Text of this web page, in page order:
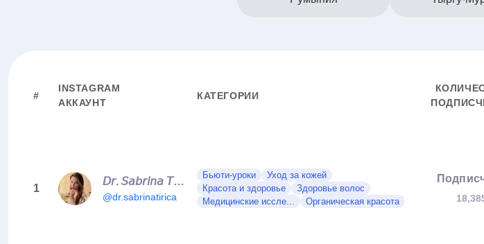
#
INSTAGRAM
АККАУНТ
КАТЕГОРИИ
1
𝘋𝘳. 𝘚𝘢𝘣𝘳𝘪𝘯𝘢 𝘛𝘪𝘳𝘪𝘤𝘢 ♡ 𝘋𝘦𝘳𝘮𝘢𝘵𝘰𝘭𝘰𝘨𝘪𝘦
@dr.sabrinatirica
Бьюти-уроки
Уход за кожей
Красота и здоровье
Здоровье волос
Медицинские иссле...
Органическая красота